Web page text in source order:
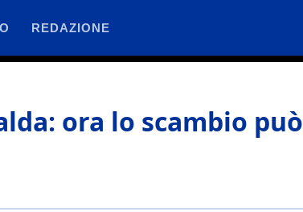
REDAZIONE
ora lo scambio può